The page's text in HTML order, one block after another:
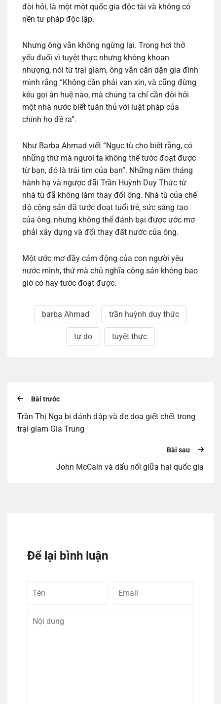
đòi hỏi, là một một quốc gia độc tài và không có
nền tư pháp độc lập.
Nhưng ông vẫn không ngừng lại. Trong hơi thở
yếu đuối vì tuyệt thực nhưng không khoan
nhượng, nói từ trại giam, ông vẫn căn dặn gia đình
mình rằng “Không cần phải van xin, và cũng đừng
kêu gọi ân huệ nào, mà chúng ta chỉ cần đòi hỏi
một nhà nước biết tuân thủ với luật pháp của
chính họ đề ra”.
Như Barba Ahmad viết “Ngục tù cho biết rằng, có
những thứ mà người ta không thể tước đoạt được
từ bạn, đó là trái tim của bạn”. Những năm tháng
hành hạ và ngược đãi Trần Huỳnh Duy Thức từ
nhà tù đã không làm thay đổi ông. Nhà tù của chế
độ cộng sản đã tước đoạt tuổi trẻ, sức sáng tạo
của ông, nhưng không thể đánh bại được ước mơ
phải xây dựng và đổi thay đất nước của ông.
Một ước mơ đầy cảm động của con người yêu
nước mình, thứ mà chủ nghĩa cộng sản không bao
giờ có hay tước đoạt được.
barba Ahmad trần huỳnh duy thức
tự do tuyệt thực
Bài trước
Trần Thị Nga bị đánh đập và đe dọa giết chết trong
trại giam Gia Trung
Bài sau
John McCain và dấu nối giữa hai quốc gia
Để lại bình luận
Tên